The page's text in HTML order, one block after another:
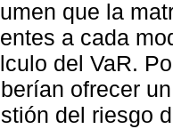
que la
a cada
del VaR.
ofrecer
del riesgo